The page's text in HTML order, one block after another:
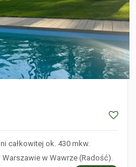
całkowitej ok. 430 mkw.
w Wawrze (Radość).